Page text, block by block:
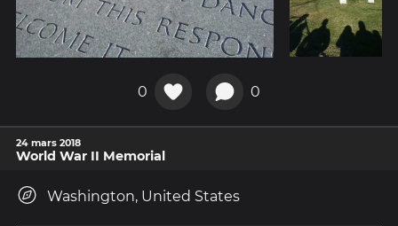
0 0
24 mars 2018
World War II Memorial
Washington, United States